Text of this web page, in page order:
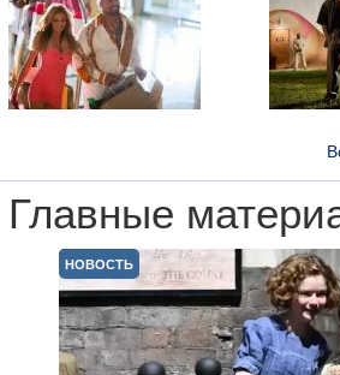
Главные
НОВОСТЬ